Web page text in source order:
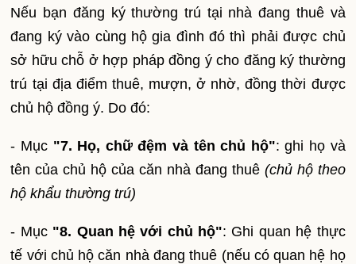
Nếu bạn đăng ký thường trú tại nhà đang thuê và
đang ký vào cùng hộ gia đình đó thì phải được chủ
sở hữu chỗ ở hợp pháp đồng ý cho đăng ký thường
trú tại địa điểm thuê, mượn, ở nhờ, đồng thời được
chủ hộ đồng ý. Do đó:
- Mục "7. Họ, chữ đệm và tên chủ hộ": ghi họ và
tên của chủ hộ của căn nhà đang thuê (chủ hộ theo
hộ khẩu thường trú)
- Mục "8. Quan hệ với chủ hộ": Ghi quan hệ thực
tế với chủ hộ căn nhà đang thuê (nếu có quan hệ họ